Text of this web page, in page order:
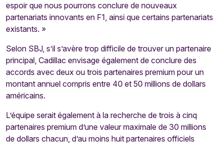
espoir que nous pourrons conclure de nouveaux
partenariats innovants en F1, ainsi que certains partenariats
existants. »
Selon SBJ, s’il s’avère trop difficile de trouver un partenaire
principal, Cadillac envisage également de conclure des
accords avec deux ou trois partenaires premium pour un
montant annuel compris entre 40 et 50 millions de dollars
américains.
L’équipe serait également à la recherche de trois à cinq
partenaires premium d’une valeur maximale de 30 millions
de dollars chacun, d’au moins huit partenaires officiels